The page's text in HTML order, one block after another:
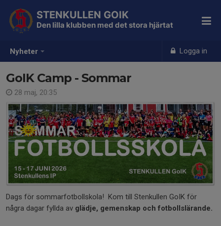
Nyheter Logga in
STENKULLEN GOIK
Den lilla klubben med det stora hjärtat
GoIK Camp - Sommar
28 maj, 20:35
Dags för sommarfotbollskola! Kom till Stenkullen GoIK för
några dagar fyllda av glädje, gemenskap och fotbollslärande.